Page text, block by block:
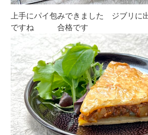
上手にパイ包みできました ジブリに
ですね 合格です